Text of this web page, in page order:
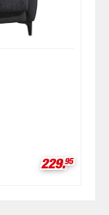
229.95